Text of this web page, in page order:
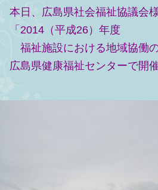
本日、広島県社会福祉協議会
「2014（平成26）年度
福祉施設における地域協働
広島県健康福祉センターで開